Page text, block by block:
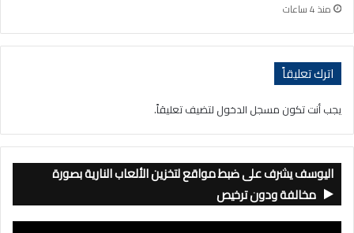
منذ 4 ساعات
اترك تعليقاً
يجب أنت تكون مسجل الدخول لتضيف تعليقاً.
اليوسف يشرف على ضبط مواقع لتخزين الألعاب النارية بصورة
مخالفة ودون ترخيص